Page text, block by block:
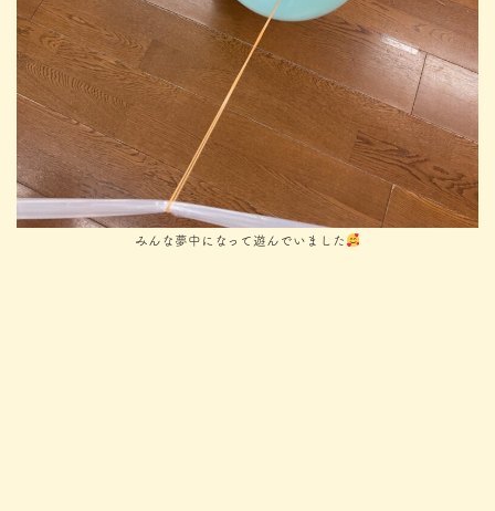
みんな夢中になって遊んでいました